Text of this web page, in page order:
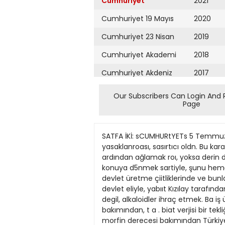
Cumhuriyet 19 Mayıs
Cumhuriyet 23 Nisan
Cumhuriyet Akademi
Cumhuriyet Akdeniz
Cumhuriyet Alışveriş
Cumhuriyet Ankara
Cumhuriyet Büyük
Taaruz
Cumhuriyet
Cumartesi
Cumhuriyet Çevre
2020
2019
2018
2017
2016
2015
2013
2012
2011
2010
2009
Our Subscribers Can Login And
Page
SATFA İKİ: sCUMHURtYETs 5 Temmuz 1971 aşhaş Sretimi iein alınman 1930'lardan beri beklenen iki tedbirin yerine haşhaş üretiminin yasaklanroası, sasırtıcı oldn. Bu karar, biiyfik bir dünya rekoranun ve kapıları bir türlü açılamamış bir hazinenin öliira kararıdır. Bn ölümün ardından ağlamak roı, yoksa derin dertn düşünmek mi daba doğrudnr? Bonn hep beraber araştıralım : Evvclâ ve daba asağıda aynı konuya d5nmek sartiyle, şunu hemen belirtelim. Haşhas üretiminde Törkiye için ahnmasj gereken iki tedbir vardı : O Hashaş üretimini, devlet üretme çiitliklerinde ve bunlann kontroi&nde toplaraak, Q Cretilen hashaşı, bu çiftliklerin depolannda muhafaz» altına alarak, devlet eliyle, yabııt Kızılay tarafından kurulaeak bir d e v . let afyon ve »lkaleidler ganayii isletmesine se\k ettnek, dünvaya ham afyon degil, alkaloidler ihraç etmek. Ba iş üıerinde. düny» tekeliııi kurmak.. Çünkü hashas firetiminde Türkiye, evvelâ bitkisel bivolojik vasıllar bakımından, t a . biat verjisi bir tekliği ve fistünlük imkânını elinde tutar Sonra da, haşbaşın asıl özü ve dünya sailıfı için kıvmeti olan morfin derecesi bakımından Türkiye. erişilmez, ama kapalı kalmıs, kapıları açılamamış bir hazineri de kendi bağnnda saklar. Eğer biz, haşha* Uretimlnl yasaklayıp, başlıasın ölüraüne gözynmmak yerine, bir t a . raftan hashası devlet kontrolüne alıp, afyon aikaloidler sanayiini kurarak, dünya alkaloidier ticaretinde tekeli tesis etseydik, bn yot, alabjleceğimiz tedbirlerin en verimlîsi o l a . caktı. Ama is, bnnnnla bitmeyecekti. Bunun yanında bir de, Türk afyonunnn, hem de yıl. larca sürecek seleksiyon yollan ile değil, s a . dece bakımı değiştirmek suretiyle, Türk haşhaşının morfin deTecesini, bugünkünün bir misline çıkarmak mümkündü. Bn satırlar ilk okunusta bir mucizeden bahsediliyor eibi ,görüliir. Ama asajhda verecejimiz rakamlar ve uygulama neticeleri, isin bir mncize de|il. sadece bir bilgi ve teskilâtlandırma meselesi oldngunu, hiç kîmsenin tereddüdd kalmıyacak sekilde açıklavacaktır. Bn suretle Tfirkiye'de hashaa bitkisinin m o r f i n derecesi iki misline çıkınca ve bu ni«petle dünvanın hiçbir ülkesinin mor. fin nispetleri de rekabet edemeyince çünkü bona o ülkelerin dogal şartlan enjeldir . Türkiye, alkaloidler üretimini. dünya pazarlarının talebine göre ayarlavabilecekti. Bn ayarlama: Türkive'de hashas üretimini en rekurlu bSlçelerde toplayarak sabayı daraltmak, ama vcrimi ve dünva pazarlarından k a . zancı co&altmak seklinde vürüyecekti. Çünkü kilosu bntiin 150 200 lira arasında satılan ham afvon fiyatı ile. bi7im de ithal ettigimiı alkaloidler arasındakt fark. hayallerin kabnl edemiyeceii kadar